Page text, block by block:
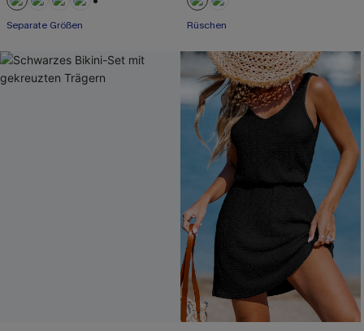
Separate Größen Rüschen